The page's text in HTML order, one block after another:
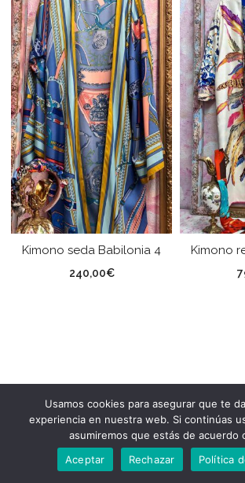
Kimono seda Babilonia 4
240,00€
Kimono
Usamos cookies para asegurar que te
experiencia en nuestra web. Si continúas
asumiremos que estás de acuerdo
Aceptar
Rechazar Política